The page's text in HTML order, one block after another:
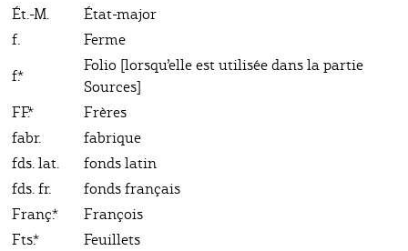
Ét.-M.
État-major
f.
Ferme
f.*
Folio [lorsqu’elle est utilisée dans la partie
Sources]
FF.*
Frères
fabr.
fabrique
fds. lat.
fonds latin
fds. fr.
fonds français
Franç.*
François
Fts.*
Feuillets